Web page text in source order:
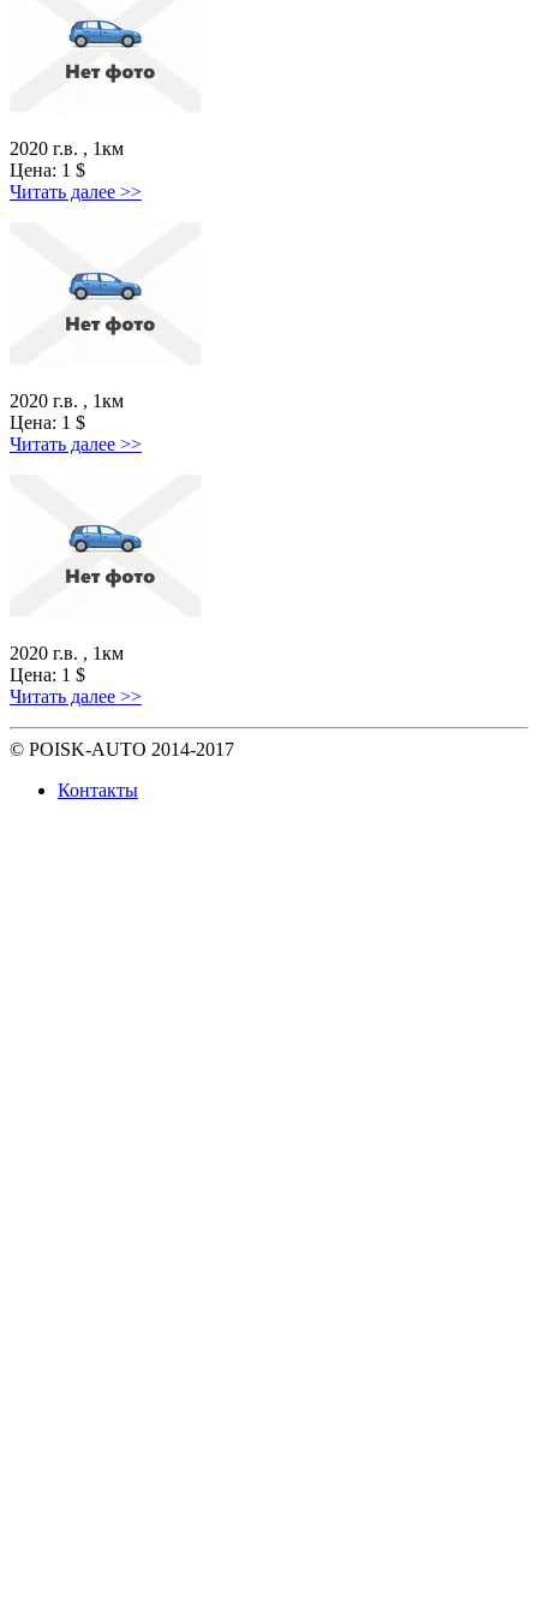
2020 г.в. , 1км
Цена: 1 $
Читать далее >>
2020 г.в. , 1км
Цена: 1 $
Читать далее >>
2020 г.в. , 1км
Цена: 1 $
Читать далее >>
© POISK-AUTO 2014-2017
Контакты